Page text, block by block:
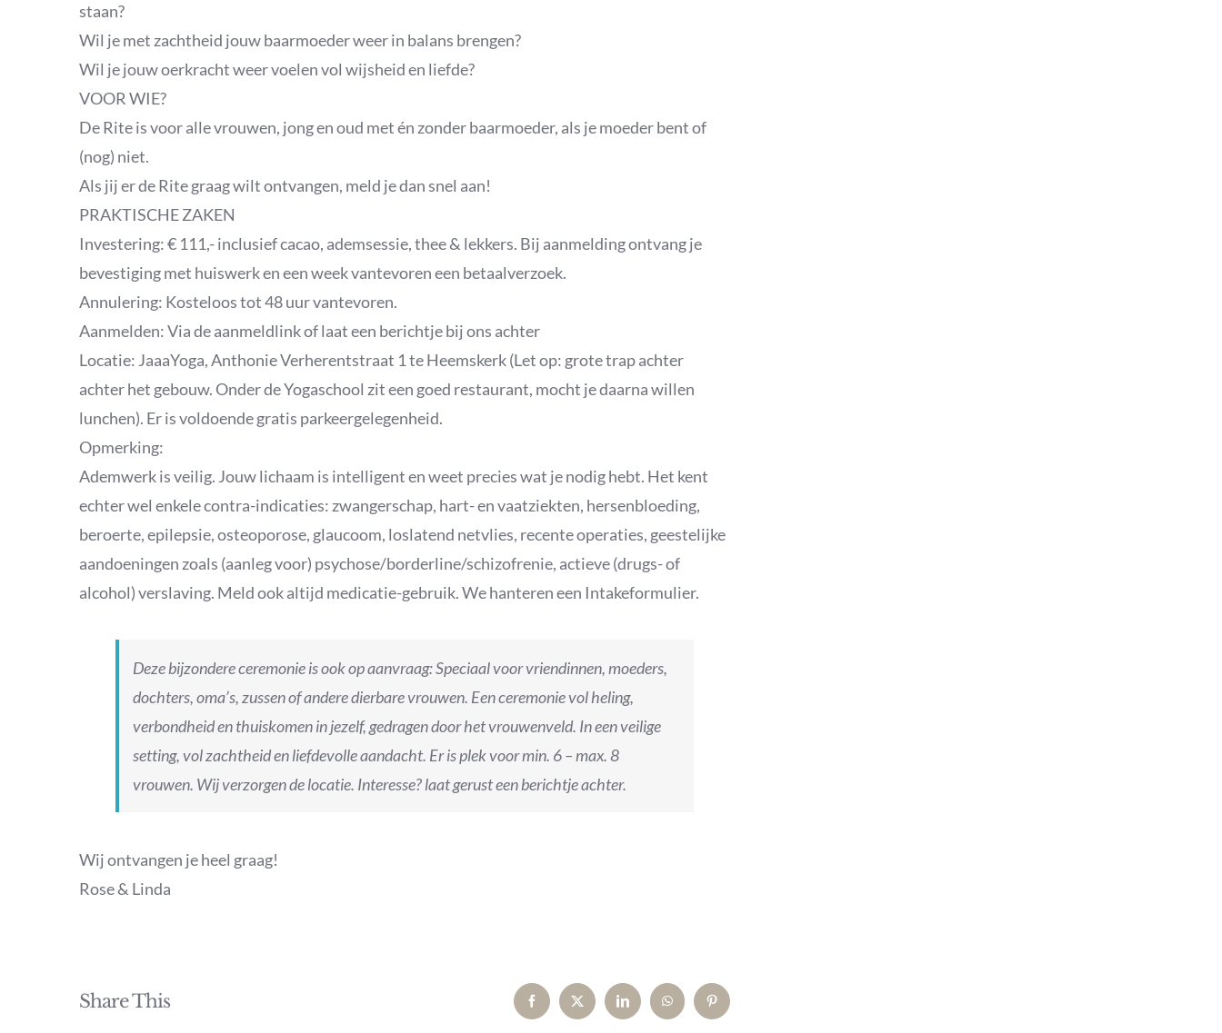
staan?
Wil je met zachtheid jouw baarmoeder weer in balans brengen?
Wil je jouw oerkracht weer voelen vol wijsheid en liefde?
VOOR WIE?
De Rite is voor alle vrouwen, jong en oud met én zonder baarmoeder, als je moeder bent of
(nog) niet.
Als jij er de Rite graag wilt ontvangen, meld je dan snel aan!
PRAKTISCHE ZAKEN
Investering: € 111,- inclusief cacao, ademsessie, thee & lekkers. Bij aanmelding ontvang je
bevestiging met huiswerk en een week vantevoren een betaalverzoek.
Annulering: Kosteloos tot 48 uur vantevoren.
Aanmelden: Via de aanmeldlink of laat een berichtje bij ons achter
Locatie: JaaaYoga, Anthonie Verherentstraat 1 te Heemskerk (Let op: grote trap achter
achter het gebouw. Onder de Yogaschool zit een goed restaurant, mocht je daarna willen
lunchen). Er is voldoende gratis parkeergelegenheid.
Opmerking:
Ademwerk is veilig. Jouw lichaam is intelligent en weet precies wat je nodig hebt. Het kent
echter wel enkele contra-indicaties: zwangerschap, hart- en vaatziekten, hersenbloeding,
beroerte, epilepsie, osteoporose, glaucoom, loslatend netvlies, recente operaties, geestelijke
aandoeningen zoals (aanleg voor) psychose/borderline/schizofrenie, actieve (drugs- of
alcohol) verslaving. Meld ook altijd medicatie-gebruik. We hanteren een Intakeformulier.
Deze bijzondere ceremonie is ook op aanvraag: Speciaal voor vriendinnen, moeders,
dochters, oma’s, zussen of andere dierbare vrouwen. Een ceremonie vol heling,
verbondheid en thuiskomen in jezelf, gedragen door het vrouwenveld. In een veilige
setting, vol zachtheid en liefdevolle aandacht. Er is plek voor min. 6 – max. 8
vrouwen. Wij verzorgen de locatie. Interesse? laat gerust een berichtje achter.
Wij ontvangen je heel graag!
Rose & Linda
Share This FacebookX LinkedInWhatsAppPinterest